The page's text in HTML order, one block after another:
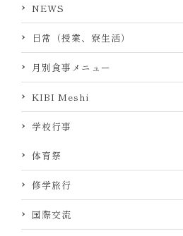
NEWS
日常（授業、寮生活）
月別食事メニュー
KIBI Meshi
学校行事
体育祭
修学旅行
国際交流